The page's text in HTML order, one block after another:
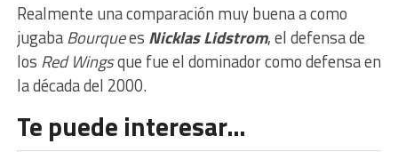
Realmente una comparación muy buena a como
jugabaBourquees Nicklas Lidstrom, el defensa de
los Red Wingsque fue el dominador como defensa en
la década del 2000.
Te puede interesar…